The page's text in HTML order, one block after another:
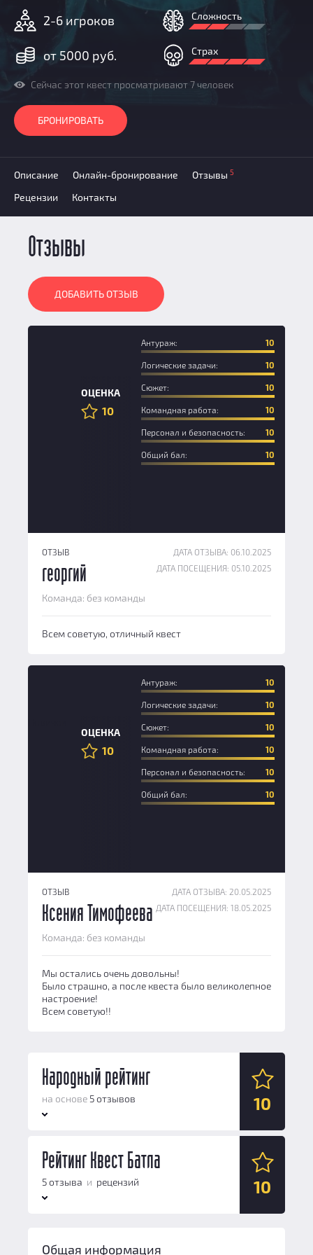
Новости
Партнерам
2-6 игроков
от 5000 руб.
Сложность
Страх
Сейчас этот квест просматривают 7 человек
БРОНИРОВАТЬ
Описание Онлайн-бронирование Отзывы 5
Рецензии Контакты
Отзывы
ДОБАВИТЬ ОТЗЫВ
ОЦЕНКА
10
Антураж: 10
Логические задачи: 10
Сюжет: 10
Командная работа: 10
Персонал и безопасность: 10
Общий бал: 10
ОТЗЫВ
ДАТА ОТЗЫВА: 06.10.2025
ДАТА ПОСЕЩЕНИЯ: 05.10.2025
георгий
Команда: без команды
Всем советую, отличный квест
ОЦЕНКА
10
Антураж: 10
Логические задачи: 10
Сюжет: 10
Командная работа: 10
Персонал и безопасность: 10
Общий бал: 10
ОТЗЫВ
ДАТА ОТЗЫВА: 20.05.2025
ДАТА ПОСЕЩЕНИЯ: 18.05.2025
Ксения Тимофеева
Команда: без команды
Мы остались очень довольны!
Было страшно, а после квеста было великолепное
настроение!
Всем советую!!
Народный рейтинг
на основе 5 отзывов 10
Антураж: 10
Логические задачи:
Сюжет:
Персонал и безопасность:
Рейтинг Квест Батла
5 отзыва и рецензий 10
Общая информация